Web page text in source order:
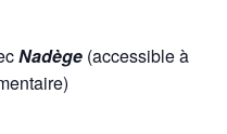
Nadège (accessible à